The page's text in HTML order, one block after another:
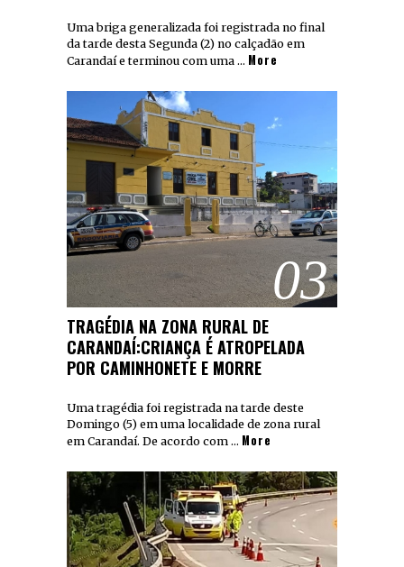
Uma briga generalizada foi registrada no final
da tarde desta Segunda (2) no calçadão em
Carandaí e terminou com uma … More
03
TRAGÉDIA NA ZONA RURAL DE
CARANDAÍ:CRIANÇA É ATROPELADA
POR CAMINHONETE E MORRE
Uma tragédia foi registrada na tarde deste
Domingo (5) em uma localidade de zona rural
em Carandaí. De acordo com … More